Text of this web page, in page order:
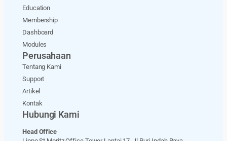
Education
Membership
Dashboard
Modules
Perusahaan
Tentang Kami
Support
Artikel
Kontak
Hubungi Kami
Head Office